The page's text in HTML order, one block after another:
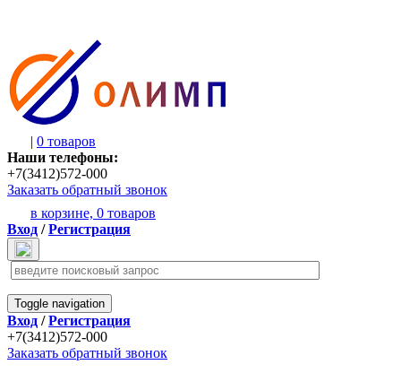
| 0 товаров
Наши телефоны:
+7(3412)572-000
Заказать обратный звонок
в корзине, 0 товаров
Вход /Регистрация
Toggle navigation
Вход /Регистрация
+7(3412)572-000
Заказать обратный звонок